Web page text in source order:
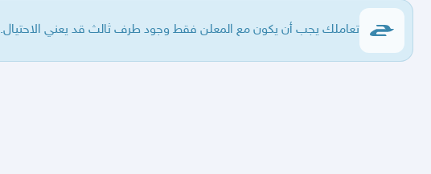
تعاملك يجب أن يكون مع المعلن فقط وجود طرف ثالث قد يعني الاحتيال.